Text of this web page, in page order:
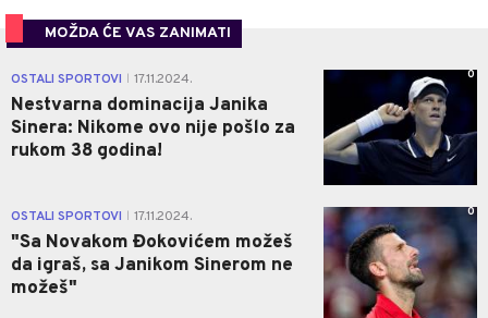
MOŽDA ĆE VAS ZANIMATI
OSTALI SPORTOVI 17.11.2024.
Nestvarna dominacija Janika
Sinera: Nikome ovo nije pošlo za
rukom 38 godina!
0
OSTALI SPORTOVI 17.11.2024.
"Sa Novakom Đokovićem možeš
da igraš, sa Janikom Sinerom ne
možeš"
0